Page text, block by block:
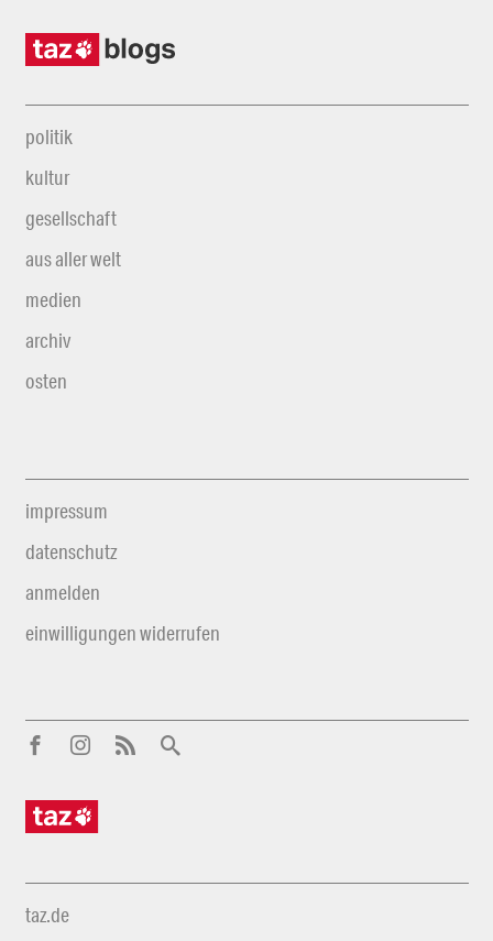
politik
kultur
gesellschaft
aus aller welt
medien
archiv
osten
impressum
datenschutz
anmelden
einwilligungen widerrufen
taz.de